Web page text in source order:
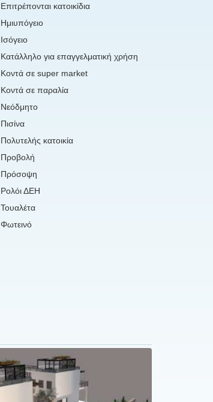
Επιτρέπονται κατοικίδια
Ημιυπόγειο
Ισόγειο
Κατάλληλο για επαγγελματική χρήση
Κοντά σε super market
Κοντά σε παραλία
Νεόδμητο
Πισίνα
Πολυτελής κατοικία
Προβολή
Πρόσοψη
Ρολόι ΔΕΗ
Τουαλέτα
Φωτεινό